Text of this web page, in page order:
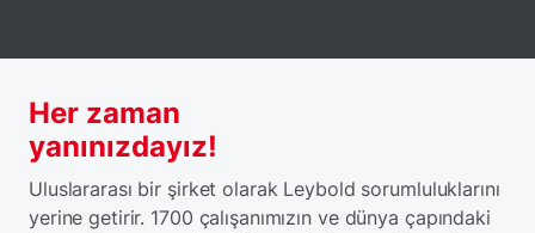
Her zaman
yanınızdayız!
Uluslararası bir şirket olarak Leybold sorumluluklarını
yerine getirir. 1700 çalışanımızın ve dünya çapındaki